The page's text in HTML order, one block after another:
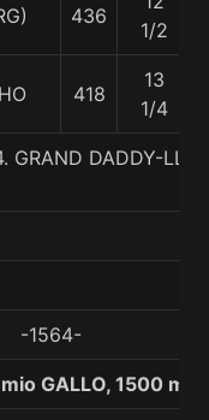
436
1/2
418
13
1/4
GRAND DADDY-
-1564-
GALLO, 1500